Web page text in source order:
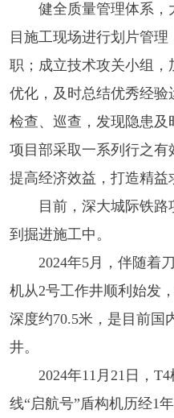
健全质量管理体系，
目施工现场进行划片管
职；成立技术攻关小组
优化，及时总结优秀经
检查、巡查，发现隐患
项目部采取一系列行之有
提高经济效益，打造精益
目前，深大城际铁
到掘进施工中。
2024年5月，伴随着
机从2号工作井顺利始发
深度约70.5米，是目前国
井。
2024年11月21日，
线“启航号”盾构机历经1